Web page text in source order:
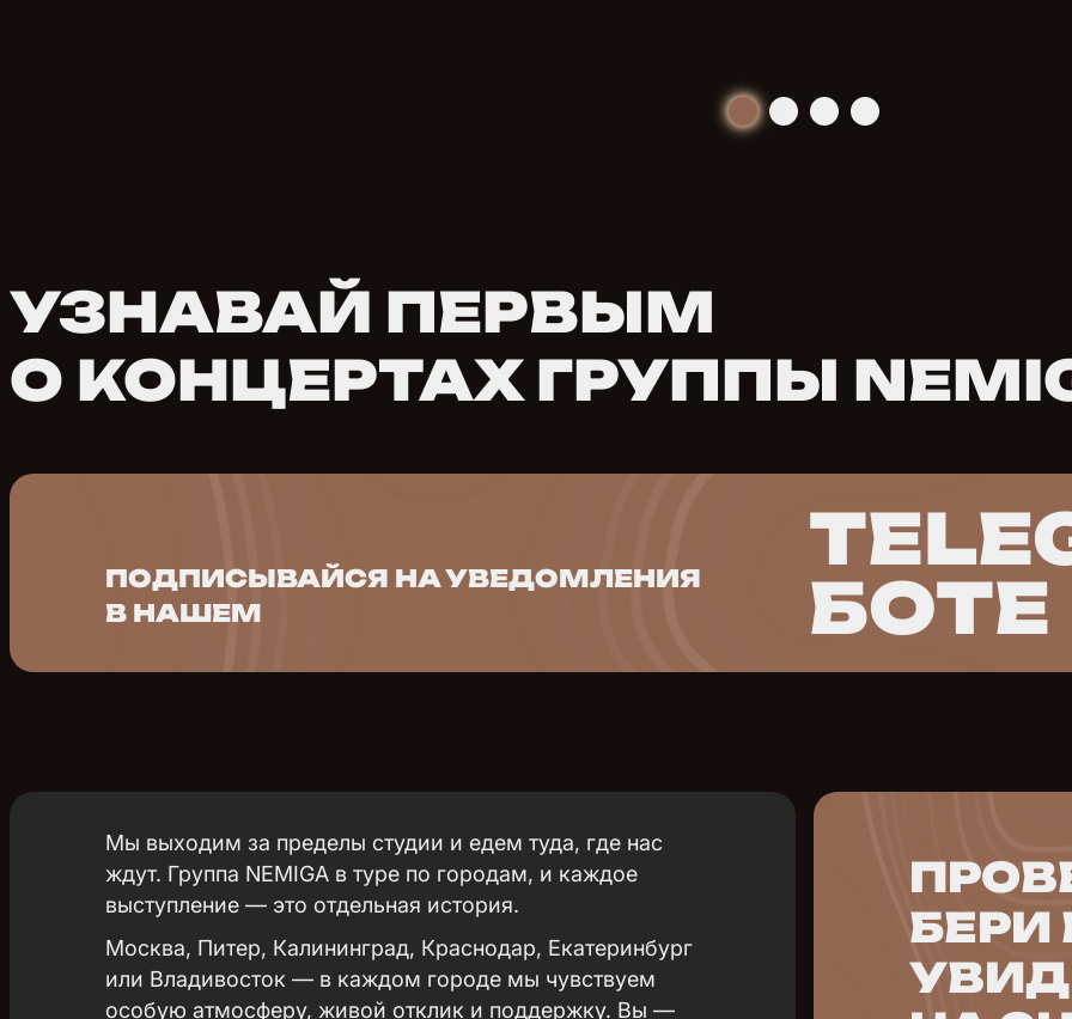
УЗНАВАЙ ПЕРВЫМ
О КОНЦЕРТАХ ГРУППЫ
ПОДПИСЫВАЙСЯ НА УВЕДОМЛЕНИЯ
В НАШЕМ
БОТЕ
Мы выходим за пределы студии и едем туда, где нас
ждут. Группа NEMIGA в туре по городам, и каждое
выступление — это отдельная история.
Москва, Питер, Калининград, Краснодар, Екатеринбург
или Владивосток — в каждом городе мы чувствуем
особую атмосферу, живой отклик и поддержку. Вы —
БЕРИ